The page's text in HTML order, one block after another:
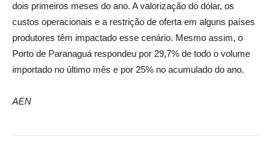
dois primeiros meses do ano. A valorização do dólar, os
custos operacionais e a restrição de oferta em alguns países
produtores têm impactado esse cenário. Mesmo assim, o
Porto de Paranaguá respondeu por 29,7% de todo o volume
importado no último mês e por 25% no acumulado do ano.
AEN